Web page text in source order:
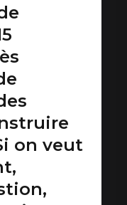
dans
!
on veut